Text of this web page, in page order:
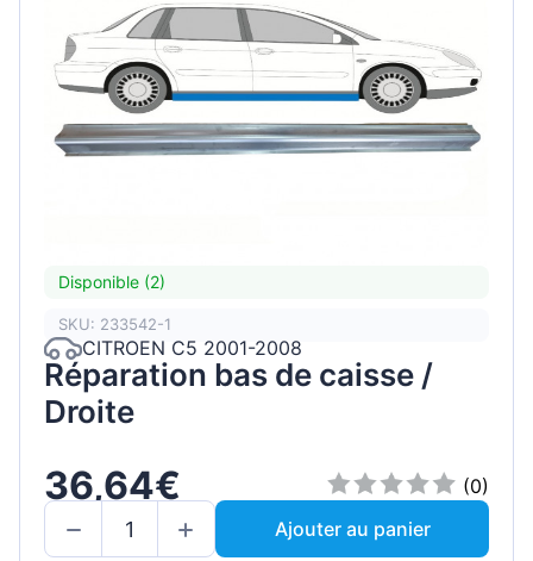
Disponible (2)
SKU: 233542-1
CITROEN C5 2001-2008
Réparation bas de caisse /
Droite
36,64€
(0)
Ajouter au panier